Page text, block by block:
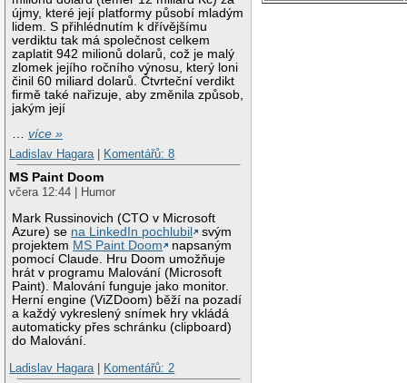
újmy, které její platformy působí mladým
lidem. S přihlédnutím k dřívějšímu
verdiktu tak má společnost celkem
zaplatit 942 milionů dolarů, což je malý
zlomek jejího ročního výnosu, který loni
činil 60 miliard dolarů. Čtvrteční verdikt
firmě také nařizuje, aby změnila způsob,
jakým její
…více »
Ladislav Hagara
Komentářů: 8
MS Paint Doom
včera 12:44 | Humor
Mark Russinovich (CTO v Microsoft
Azure) se na LinkedIn pochlubil
svým
projektem MS Paint Doom
napsaným
pomocí Claude. Hru Doom umožňuje
hrát v programu Malování (Microsoft
Paint). Malování funguje jako monitor.
Herní engine (ViZDoom) běží na pozadí
a každý vykreslený snímek hry vkládá
automaticky přes schránku (clipboard)
do Malování.
Ladislav Hagara
Komentářů: 2